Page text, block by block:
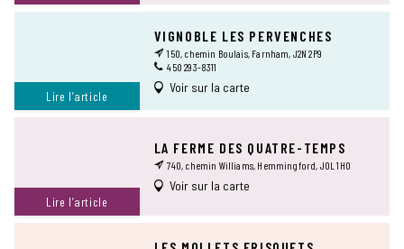
Lire l’article
VIGNOBLE LES PERVENCHES
150, chemin Boulais, Farnham, J2N 2P9
450 293-8311
Voir sur la carte
Lire l’article
LA FERME DES QUATRE-TEMPS
740, chemin Williams, Hemmingford, J0L 1H0
Voir sur la carte